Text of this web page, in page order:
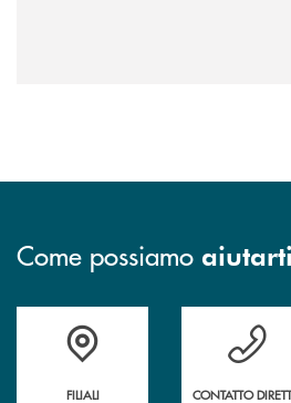
Come possiamo aiutarti
Trova la filiale più vicina a te
FILIALI
Hai bisogno
CONTATTO